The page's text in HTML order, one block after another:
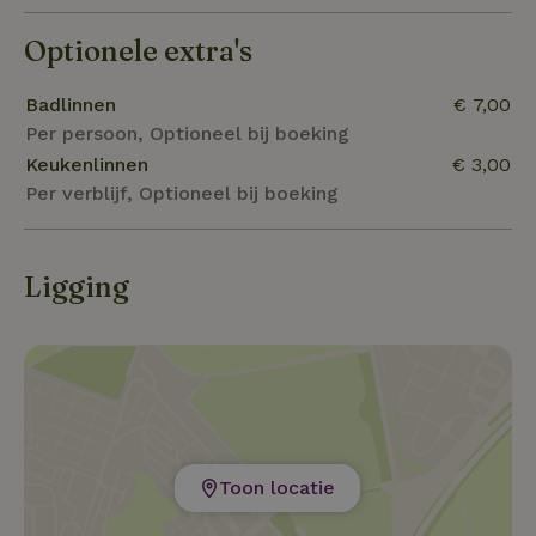
Optionele extra's
Badlinnen
Per persoon, Optioneel bij boeking
€ 7,00
Keukenlinnen
Per verblijf, Optioneel bij boeking
€ 3,00
Ligging
Toon locatie